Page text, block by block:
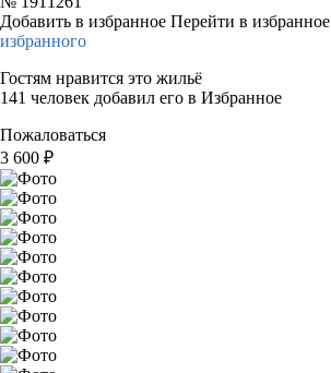
Добавить в избранное Перейти в избранное
избранного
Гостям нравится это жильё
141 человек добавил его в Избранное
Пожаловаться
3 600 ₽